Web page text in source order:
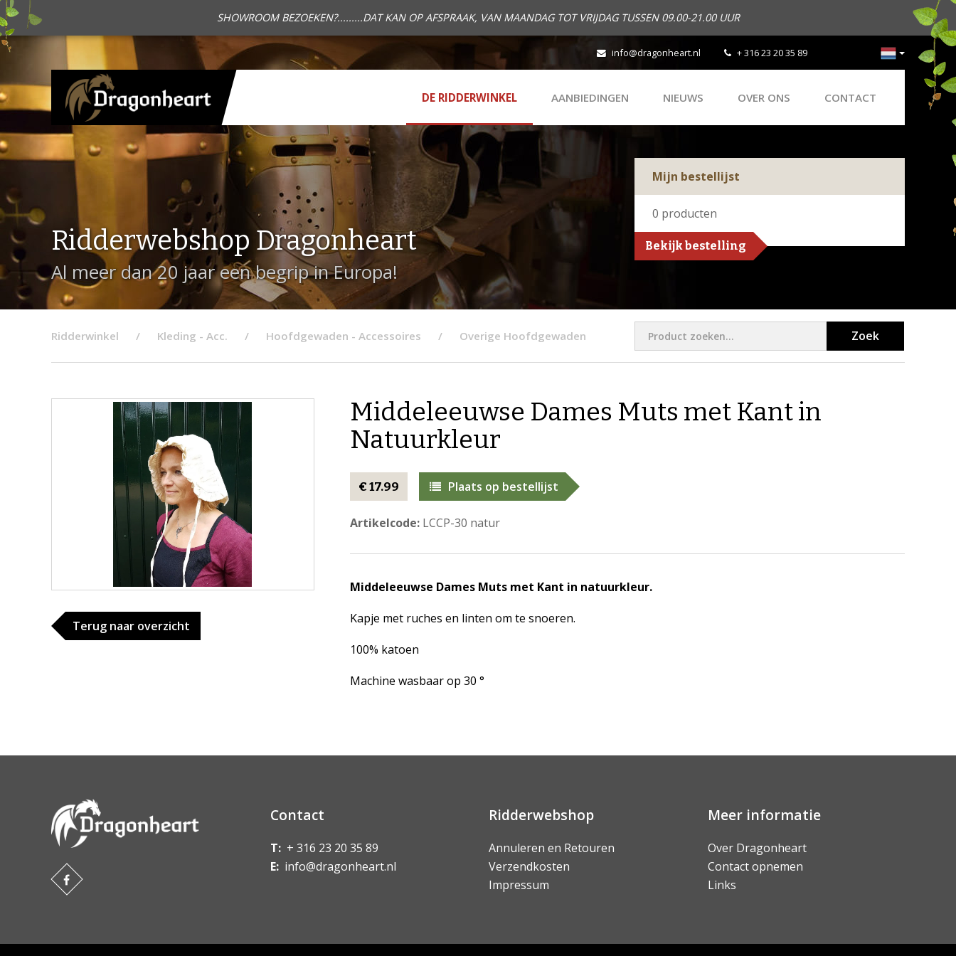
SHOWROOM BEZOEKEN?.........DAT KAN OP AFSPRAAK, VAN MAANDAG TOT VRIJDAG TUSSEN 09.00-21.00 UUR
info@dragonheart.nl + 316 23 20 35 89
DE RIDDERWINKEL AANBIEDINGEN NIEUWS OVER ONS CONTACT
Ridderwebshop Dragonheart
Al meer dan 20 jaar een begrip in Europa!
Mijn bestellijst
0 producten
Bekijk bestelling
Ridderwinkel Kleding - Acc. Hoofdgewaden - Accessoires Overige Hoofdgewaden Zoek
Terug naar overzicht
Middeleeuwse Dames Muts met Kant in
Natuurkleur
€ 17.99 Plaats op bestellijst
Artikelcode:LCCP-30 natur
Middeleeuwse Dames Muts met Kant in natuurkleur.
Kapje met ruches en linten om te snoeren.
100% katoen
Machine wasbaar op 30 °
Contact
T: + 316 23 20 35 89
E: info@dragonheart.nl
Ridderwebshop
Annuleren en Retouren
Verzendkosten
Impressum
Meer informatie
Over Dragonheart
Contact opnemen
Links